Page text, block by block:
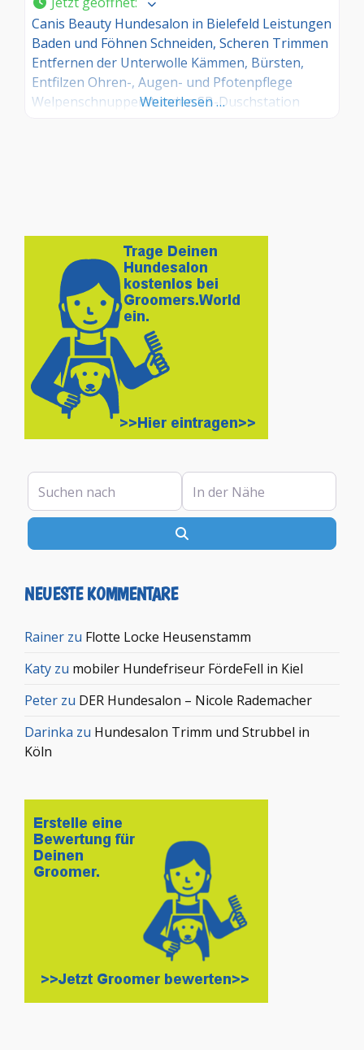
Canis Beauty Hundesalon in Bielefeld Leistungen
Baden und Föhnen Schneiden, Scheren Trimmen
Entfernen der Unterwolle Kämmen, Bürsten,
Entfilzen Ohren-, Augen- und Pfotenpflege
Welpenschnupperstunden SB-Duschstation
Weiterlesen …
Suchen nach In der Nähe
NEUESTE KOMMENTARE
Rainer zu Flotte Locke Heusenstamm
Katy zu mobiler Hundefriseur FördeFell in Kiel
Peter zu DER Hundesalon – Nicole Rademacher
Darinka zu Hundesalon Trimm und Strubbel in
Köln